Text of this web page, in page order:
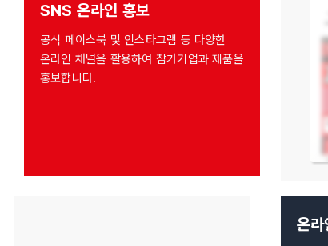
SNS 온라인 홍보
공식 페이스북 및 인스타그램 등 다양한
온라인 채널을 활용하여 참가기업과 제품을
홍보합니다.
온